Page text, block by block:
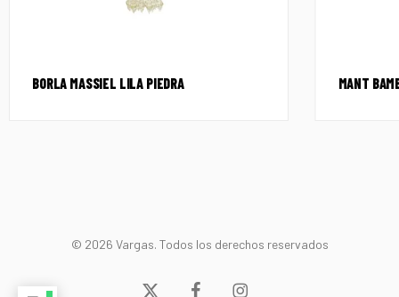
BORLA MASSIEL LILA PIEDRA MANT
© 2026 Vargas. Todos los derechos reservados
x- facebookinstagram